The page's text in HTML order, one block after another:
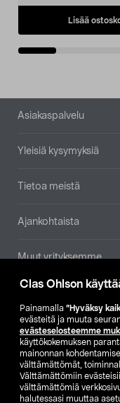
Clas Ohlson
Painamalla ”Hyväksy
evästeitä ja muuta
evästeselosteemme
käyttökokemuksen
mainonnan
välttämättömät,
Välttämättömiin
välttämättömiä
halutessasi muuttaa
Lisää
Alatunniste
Asiakaspalvelu
Yleisiä kysymyksiä
Tietoa meistä
Ajankohtaista
Muut yrityksemme